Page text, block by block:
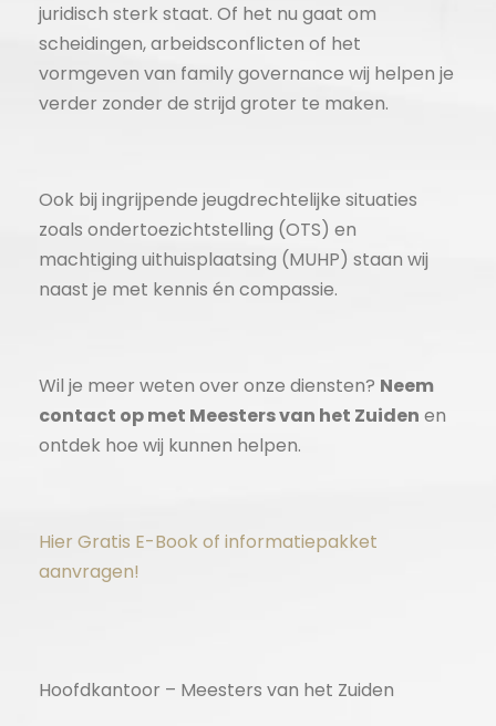
juridisch sterk staat. Of het nu gaat om
scheidingen, arbeidsconflicten of het
vormgeven van family governance wij helpen je
verder zonder de strijd groter te maken.
Ook bij ingrijpende jeugdrechtelijke situaties
zoals ondertoezichtstelling (OTS) en
machtiging uithuisplaatsing (MUHP) staan wij
naast je met kennis én compassie.
Wil je meer weten over onze diensten? Neem
contact op met Meesters van het Zuiden en
ontdek hoe wij kunnen helpen.
Hier Gratis E-Book of informatiepakket
aanvragen!
Hoofdkantoor – Meesters van het Zuiden